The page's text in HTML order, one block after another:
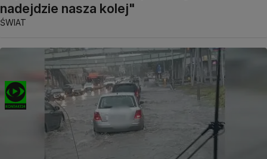
nadejdzie nasza kolej"
ŚWIAT